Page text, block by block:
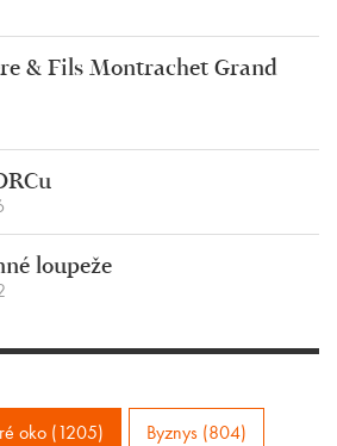
& Fils Montrachet Grand
loupeže
oko (1205) Byznys (804)